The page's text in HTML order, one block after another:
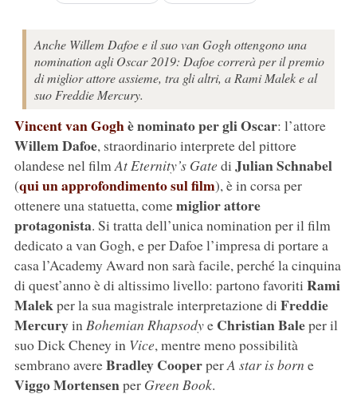
Anche Willem Dafoe e il suo van Gogh ottengono una
nomination agli Oscar 2019: Dafoe correrà per il premio
di miglior attore assieme, tra gli altri, a Rami Malek e al
suo Freddie Mercury.
Vincent van Goghè nominato per gli Oscar: l’attore
Willem Dafoe, straordinario interprete del pittore
olandese nel filmAt Eternity’s Gatedi Julian Schnabel
(qui un approfondimento sul film), è in corsa per
ottenere una statuetta, comemiglior attore
protagonista. Si tratta dell’unica nomination per il film
dedicato a van Gogh, e per Dafoe l’impresa di portare a
casa l’Academy Award non sarà facile, perché la cinquina
di quest’anno è di altissimo livello: partono favoriti Rami
Malekper la sua magistrale interpretazione di Freddie
MercuryinBohemian Rhapsodye Christian Baleper il
suo Dick Cheney in Vice, mentre meno possibilità
sembrano avereBradley CooperperA star is born e
Viggo Mortensenper Green Book.